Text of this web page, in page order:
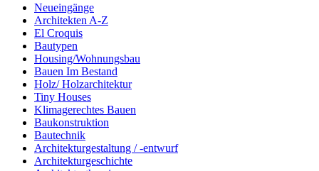
Neueingänge
Architekten A-Z
El Croquis
Bautypen
Housing/Wohnungsbau
Bauen Im Bestand
Holz/ Holzarchitektur
Tiny Houses
Klimagerechtes Bauen
Baukonstruktion
Bautechnik
Architekturgestaltung / -entwurf
Architekturgeschichte